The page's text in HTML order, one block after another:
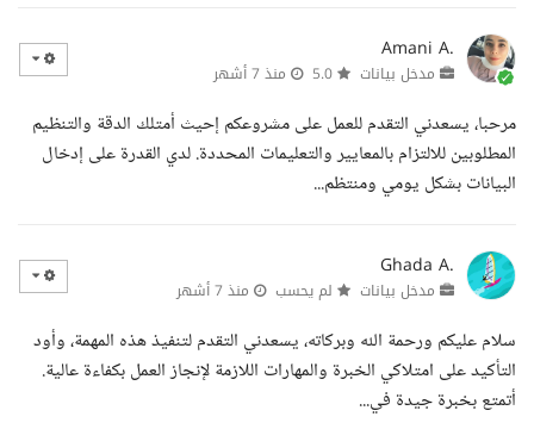
Amani A.
مدخل بيانات منذ 7 أشهر
مرحبا، يسعدني التقدم للعمل على مشروعكم إحيث أمتلك الدقة والتنظيم
المطلوبين للالتزام بالمعايير والتعليمات المحددة. لدي القدرة على إدخال
البيانات بشكل يومي ومنتظم...
Ghada A.
مدخل بيانات لم يحسب منذ 7 أشهر
سلام عليكم ورحمة الله وبركاته، يسعدني التقدم لتنفيذ هذه المهمة، وأود
التأكيد على امتلاكي الخبرة والمهارات اللازمة لإنجاز العمل بكفاءة عالية.
أتمتع بخبرة جيدة في...